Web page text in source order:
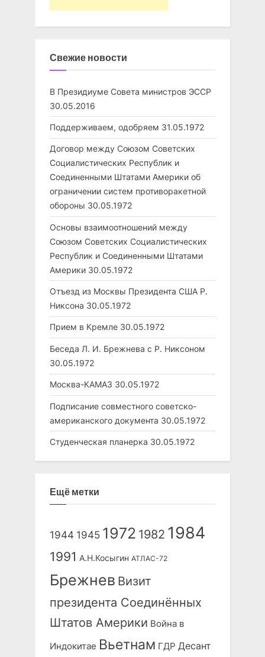
Свежие новости
В Президиуме Совета министров ЭССР
30.05.2016
Поддерживаем, одобряем 31.05.1972
Договор между Союзом Советских
Социалистических Республик и
Соединенными Штатами Америки об
ограничении систем противоракетной
обороны 30.05.1972
Основы взаимоотношений между
Союзом Советских Социалистических
Республик и Соединенными Штатами
Америки 30.05.1972
Отъезд из Москвы Президента США Р.
Никсона 30.05.1972
Прием в Кремле 30.05.1972
Беседа Л. И. Брежнева с Р. Никсоном
30.05.1972
Москва-КАМАЗ 30.05.1972
Подписание совместного советско-
американского документа 30.05.1972
Студенческая планерка 30.05.1972
Ещё метки
1944 1945 1972 1982 1984
1991 А.Н.Косыгин АТЛАС-72
Брежнев Визит
президента Соединённых
Штатов Америки Война в
Индокитае Вьетнам ГДР Десант